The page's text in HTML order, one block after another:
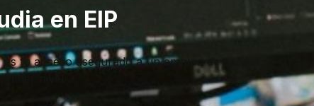
en EIP
tu acceso asegurado a un empleo de calidad
nivel.